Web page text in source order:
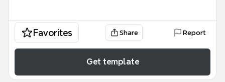
Favorites Share Report
Get template